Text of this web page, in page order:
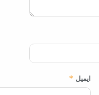
ایمیل *